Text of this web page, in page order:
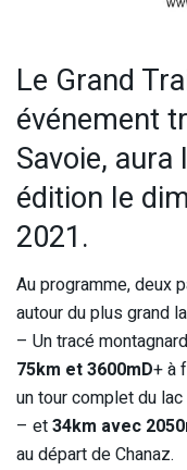
Le Grand
événement
Savoie,
édition le
2021.
Au programme, deux
autour du plus grand
– Un tracé
75km et 3600mD+ à
un tour complet du
– et34km avec
au départ de Chanaz.